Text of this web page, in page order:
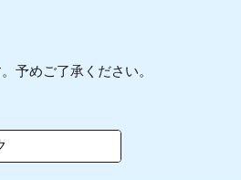
予めご了承ください。